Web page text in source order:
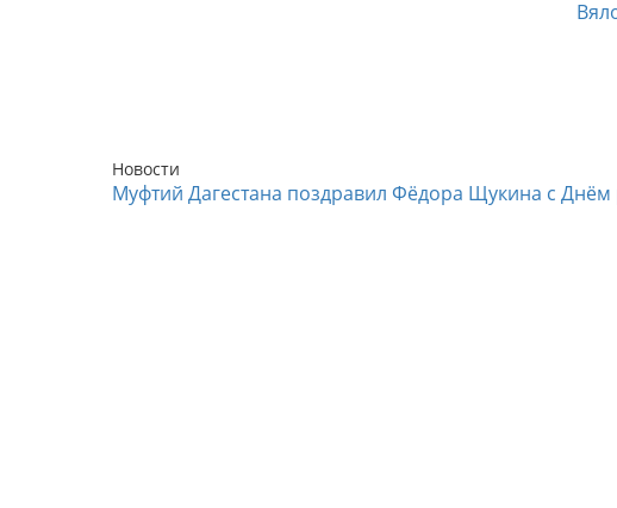
Новости
Муфтий Дагестана поздравил Фёдора Щукина с